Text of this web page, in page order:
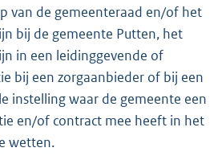
van de gemeenteraad en/of het
bij de gemeente Putten, het
in een leidinggevende of
bij een zorgaanbieder of bij een
instelling waar de gemeente een
en/of contract mee heeft in het
wetten.